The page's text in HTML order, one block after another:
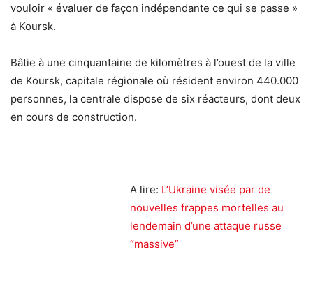
vouloir « évaluer de façon indépendante ce qui se passe »
à Koursk.
Bâtie à une cinquantaine de kilomètres à l’ouest de la ville
de Koursk, capitale régionale où résident environ 440.000
personnes, la centrale dispose de six réacteurs, dont deux
en cours de construction.
A lire: L’Ukraine visée par de
nouvelles frappes mortelles au
lendemain d’une attaque russe
“massive”